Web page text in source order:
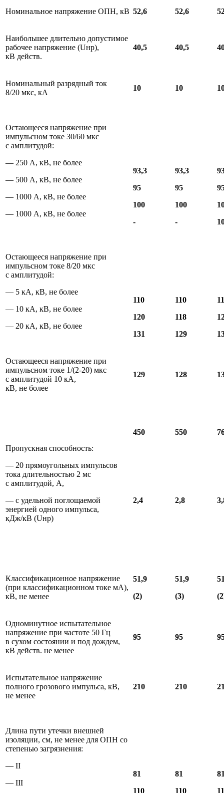
Номинальное напряжение ОПН, кВ 52,6 52,6
Наибольшее длительно допустимое
рабочее напряжение (Uнр),
кВ действ.
40,5 40,5
Номинальный разрядный ток
8/20 мкс, кА
10 10
Остающееся напряжение при
импульсном токе 30/60 мкс
с амплитудой:
— 250 А, кВ, не более
— 500 А, кВ, не более
— 1000 А, кВ, не более
— 1000 А, кВ, не более
93,3
95
100
-
93,3
95
100
-
Остающееся напряжение при
импульсном токе 8/20 мкс
с амплитудой:
— 5 кА, кВ, не более
— 10 кА, кВ, не более
— 20 кА, кВ, не более
110
120
131
110
118
129
Остающееся напряжение при
импульсном токе 1/(2-20) мкс
с амплитудой 10 кА,
кВ, не более
129 128
Пропускная способность:
— 20 прямоугольных импульсов
тока длительностью 2 мс
с амплитудой, А,
— с удельной поглощаемой
энергией одного импульса,
кДж/кВ (Uнр)
450
2,4
550
2,8
Классификационное напряжение
(при классификационном токе мА),
кВ, не менее
51,9
(2)
51,9
(3)
Одноминутное испытательное
напряжение при частоте 50 Гц
в сухом состоянии и под дождем,
кВ действ. не менее
95 95
Испытательное напряжение
полного грозового импульса, кВ,
не менее
210 210
Длина пути утечки внешней
изоляции, см, не менее для ОПН со
степенью загрязнения:
— II
— III
81
110
81
110